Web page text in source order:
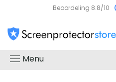
Beoordeling 8.8/10
Menu